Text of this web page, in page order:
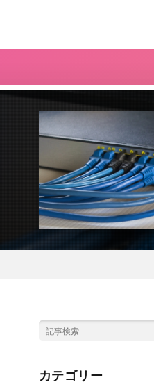
カテゴリー